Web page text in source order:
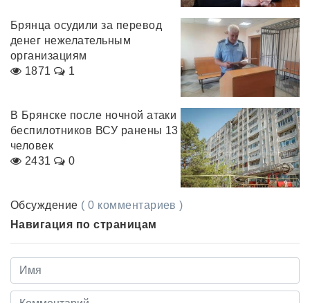
Брянца осудили за перевод
денег нежелательным
организациям
1871
1
В Брянске после ночной атаки
беспилотников ВСУ ранены 13
человек
2431
0
Обсуждение ( 0 комментариев )
Навигация по страницам